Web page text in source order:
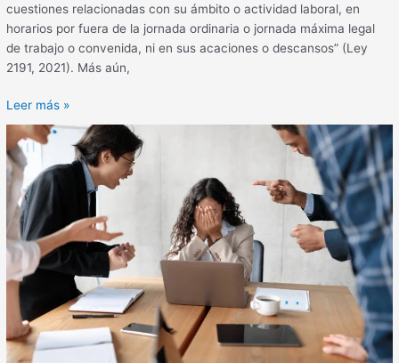
cuestiones relacionadas con su ámbito o actividad laboral, en
horarios por fuera de la jornada ordinaria o jornada máxima legal
de trabajo o convenida, ni en sus acaciones o descansos” (Ley
2191, 2021). Más aún,
Leer más »
Acoso
laboral,
una
realidad
en
los
lugares
de
colombianos